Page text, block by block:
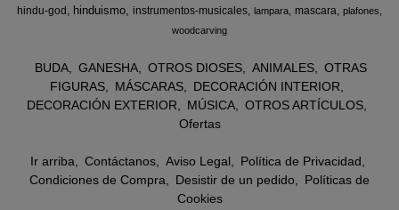
hindu-god
hinduismo instrumentos-musicales lampara mascara plafones
woodcarving
BUDA GANESHA OTROS DIOSES ANIMALES
OTRAS
FIGURAS
MÁSCARAS
DECORACIÓN INTERIOR
DECORACIÓN EXTERIOR
MÚSICA
OTROS ARTÍCULOS
Ofertas
Ir arriba Contáctanos Aviso Legal
Política de Privacidad
Condiciones de Compra
Desistir de un pedido
Políticas de
Cookies